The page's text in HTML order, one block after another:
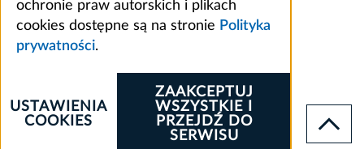
ochronie praw autorskich i plikach
cookies dostępne są na stronie Polityka
prywatności.
ZAAKCEPTUJ
WSZYSTKIE I
PRZEJDŹ DO
SERWISU
USTAWIENIA
COOKIES